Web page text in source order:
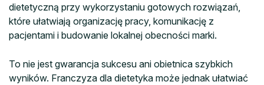
dietetyczną przy wykorzystaniu gotowych rozwiązań,
które ułatwiają organizację pracy, komunikację z
pacjentami i budowanie lokalnej obecności marki.
To nie jest gwarancja sukcesu ani obietnica szybkich
wyników. Franczyza dla dietetyka może jednak ułatwiać